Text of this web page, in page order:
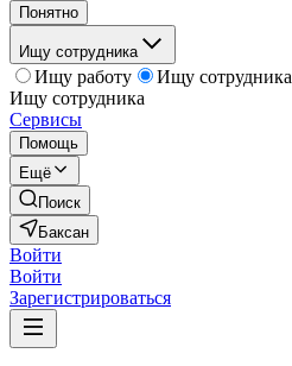
Понятно
Ищу сотрудника
Ищу работу
Ищу сотрудника
Ищу сотрудника
Сервисы
Помощь
Ещё
Поиск
Баксан
Войти
Войти
Зарегистрироваться